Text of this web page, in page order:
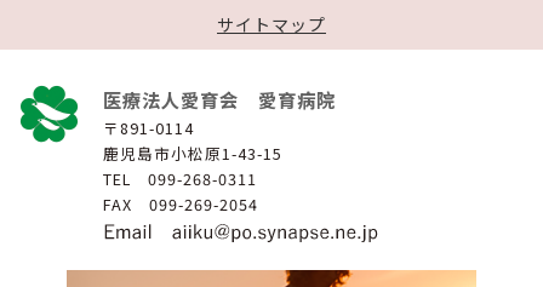
サイトマップ
医療法人愛育会 愛育病院
〒891-0114
鹿児島市小松原1-43-15
TEL 099-268-0311
FAX 099-269-2054